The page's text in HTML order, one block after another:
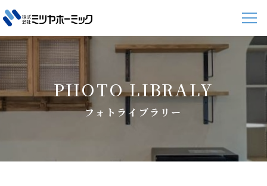
PHOTO LIBRALY
フォトライブラリー